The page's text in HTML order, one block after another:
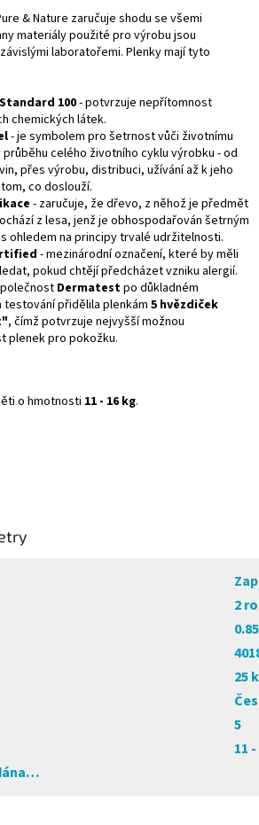
& Nature zaručuje shodu se všemi
materiály použité pro výrobu jsou
laboratořemi. Plenky mají tyto
100- potvrzuje nepřítomnost
chemických látek.
- je symbolem pro šetrnost vůči životnímu
celého životního cyklu výrobku - od
přes výrobu, distribuci, užívání až k jeho
co doslouží.
- zaručuje, že dřevo, z něhož je předmět
z lesa, jenž je obhospodařován šetrným
ohledem na principy trvalé udržitelnosti.
- mezinárodní označení, které by měli
pokud chtějí předcházet vzniku alergií.
Dermatestpo důkladném
testování přidělila plenkám 5 hvězdiček
, čímž potvrzuje nejvyšší možnou
plenek pro pokožku.
o hmotnosti 11 - 16 kg.
2
25
5
11